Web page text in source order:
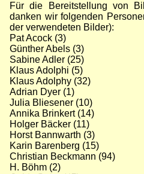
Für die Bereitstellung von
danken wir folgenden
der verwendeten Bilder):
Pat Acock (3)
Günther Abels (3)
Sabine Adler (25)
Klaus Adolphi (5)
Klaus Adolphy (32)
Adrian Dyer (1)
Julia Bliesener (10)
Annika Brinkert (14)
Holger Bäcker (11)
Horst Bannwarth (3)
Karin Barenberg (15)
Christian Beckmann (94)
H. Böhm (2)